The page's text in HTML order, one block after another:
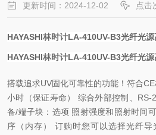
更新时间：2024-12-02 点击
HAYASHI林时计LA-410UV-B3光纤光
HAYASHI林时计LA-410UV-B3光纤光
搭载追求UV固化可靠性的功能！符合
小时（保证寿命） 综合外部控制、RS-
备/端子块：选项 照射强度和照射时间
序（内存） 订购时您可以选择光纤导